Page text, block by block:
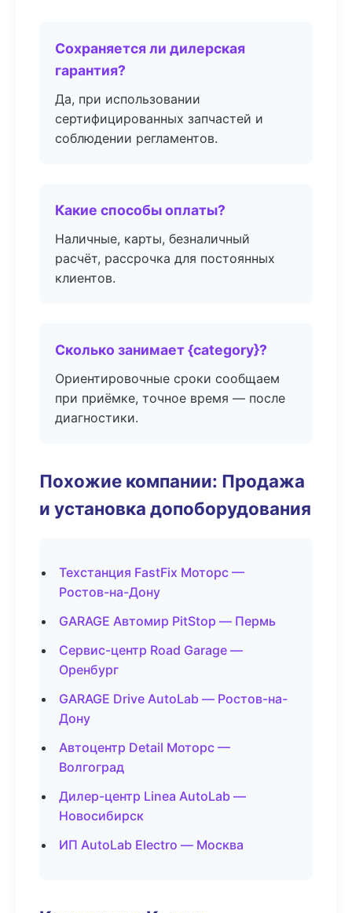
Сохраняется ли дилерская
гарантия?
Да, при использовании
сертифицированных запчастей и
соблюдении регламентов.
Какие способы оплаты?
Наличные, карты, безналичный
расчёт, рассрочка для постоянных
клиентов.
Сколько занимает {category}?
Ориентировочные сроки сообщаем
при приёмке, точное время — после
диагностики.
Похожие компании: Продажа
и установка допоборудования
Техстанция FastFix Моторс —
Ростов-на-Дону
GARAGE Автомир PitStop — Пермь
Сервис-центр Road Garage —
Оренбург
GARAGE Drive AutoLab — Ростов-на-
Дону
Автоцентр Detail Моторс —
Волгоград
Дилер-центр Linea AutoLab —
Новосибирск
ИП AutoLab Electro — Москва